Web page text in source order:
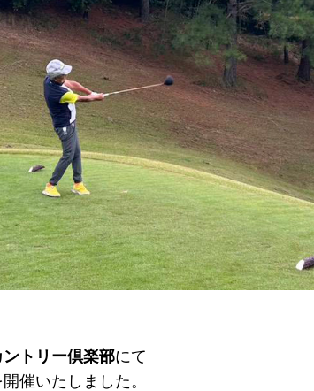
ントリー倶楽部にて
催いたしました。